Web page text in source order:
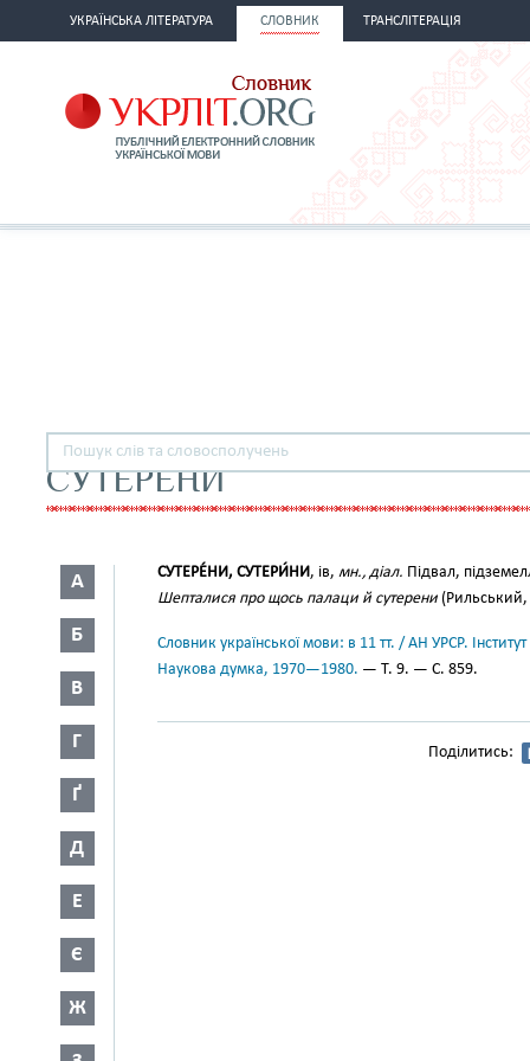
УКРАЇНСЬКА ЛІТЕРАТУРА СЛОВНИК ТРАНСЛІТЕРАЦІЯ
СУТЕРЕНИ
А
Б
В
Г
Ґ
Д
Е
Є
Ж
СУТЕРЕ́НИ, СУТЕРИ́НИ, ів, мн., діал. Підвал,
Шепталися про щось палаци й сутерени
Словник української мови: в 11 тт. / АН УРСР.
Наукова думка, 1970—1980. — Т. 9. — С. 859.
Поділитись: